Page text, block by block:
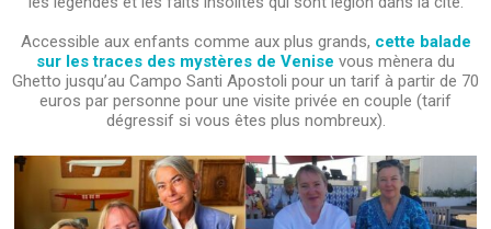
Accessible aux enfants comme aux plus grands, cette balade
sur les traces des mystères de Venise vous mènera du
Ghetto jusqu’au Campo Santi Apostoli pour un tarif à partir de 70
euros par personne pour une visite privée en couple (tarif
dégressif si vous êtes plus nombreux).